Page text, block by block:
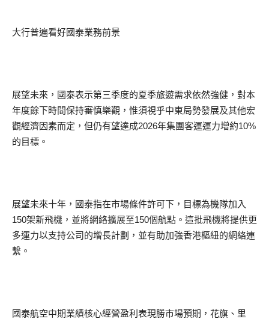
大行普遍看好國泰業務前景
展望未來，國泰表示第三季度的夏季旅遊需求依然強健，對本
年度餘下時間保持審慎樂觀，惟須視乎中東局勢發展及其他宏
觀經濟因素而定，但仍有望達成2026年集團客運運力增約10%
的目標。
展望未來十年，國泰指在市場條件許可下，目標為機隊加入
150架新飛機，並將網絡擴展至150個航點。這批飛機將提供更
多運力以支持公司的增長計劃，並有助加強香港樞紐的網絡連
繫。
國泰航空中期業績核心經營盈利表現勝市場預期，花旗、里